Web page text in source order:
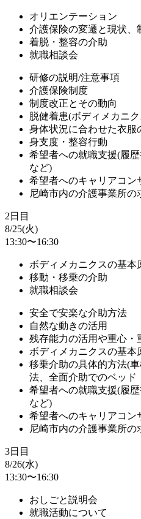
オリエンテーション
介護保険の変遷と現状、
着脱・整容の介助
就職相談会
研修の説明/注意事項
介護保険制度
制度改正とその動向
脱健着患(ボディメカニ
身体状況に合わせた衣服
身支度・整容行動
希望者への就職支援(履
など)
希望者へのキャリアコン
尼崎市内の介護事業所の
2日目
8/25(火)
13:30〜16:30
ボディメカニクスの基本
移動・移乗の介助
就職相談会
安全で安楽な介助方法
自然な動きの活用
残存能力の活用や重心・
ボディメカニクスの基本
移乗介助の具体的方法(
法、全面介助でのベッド
希望者への就職支援(履
など)
希望者へのキャリアコン
尼崎市内の介護事業所の
3日目
8/26(水)
13:30〜16:30
おしごと説明会
就職活動について